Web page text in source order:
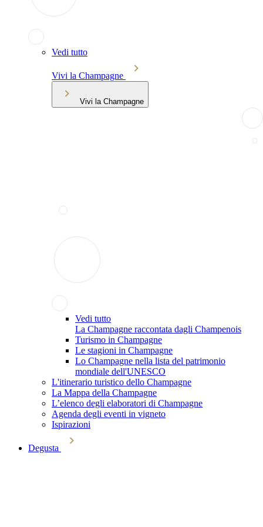
Vedi tutto
Vivi la Champagne
Vivi la Champagne
Vedi tutto
La Champagne raccontata dagli Champenois
Turismo in Champagne
Le stagioni in Champagne
Lo Champagne nella lista del patrimonio
mondiale dell'UNESCO
L'itinerario turistico dello Champagne
La Mappa della Champagne
L’elenco degli elaboratori di Champagne
Agenda degli eventi in vigneto
Ispirazioni
Degusta